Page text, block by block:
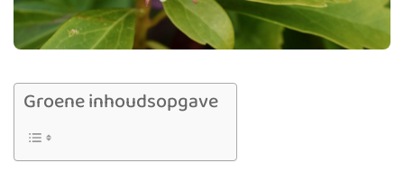
Groene inhoudsopgave